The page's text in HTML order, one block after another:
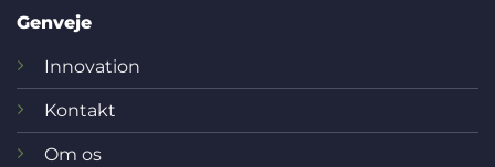
Genveje
Innovation
Kontakt
Om os